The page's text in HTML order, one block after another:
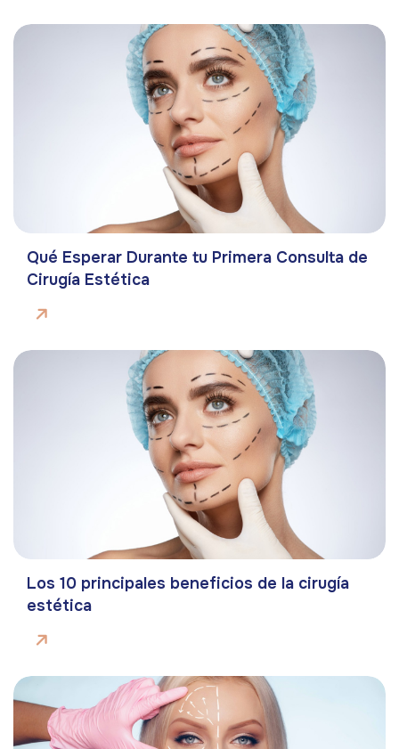
Qué Esperar Durante tu Primera Consulta de
Cirugía Estética
Los 10 principales beneficios de la cirugía
estética